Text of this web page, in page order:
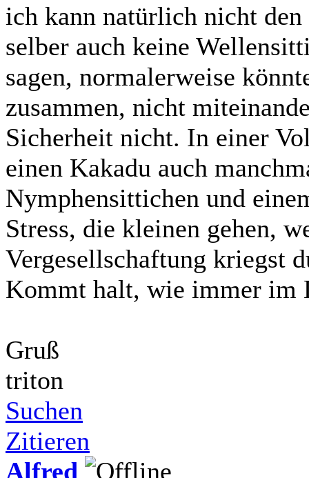
ich kann natürlich nicht
selber auch keine
sagen, normalerweise
zusammen, nicht
Sicherheit nicht. In einer
einen Kakadu auch
Nymphensittichen und
Stress, die kleinen gehen,
Vergesellschaftung kriegst
Kommt halt, wie immer im
Gruß
triton
Suchen
Zitieren
Alfred